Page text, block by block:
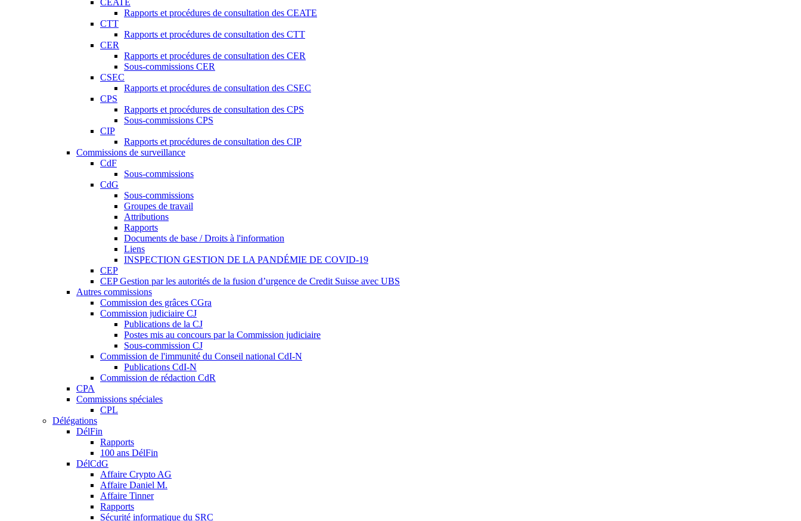
CEATE
Rapports et procédures de consultation des CEATE
CTT
Rapports et procédures de consultation des CTT
CER
Rapports et procédures de consultation des CER
Sous-commissions CER
CSEC
Rapports et procédures de consultation des CSEC
CPS
Rapports et procédures de consultation des CPS
Sous-commissions CPS
CIP
Rapports et procédures de consultation des CIP
Commissions de surveillance
CdF
Sous-commissions
CdG
Sous-commissions
Groupes de travail
Attributions
Rapports
Documents de base / Droits à l'information
Liens
INSPECTION GESTION DE LA PANDÉMIE DE COVID-19
CEP
CEP Gestion par les autorités de la fusion d’urgence de Credit Suisse avec UBS
Autres commissions
Commission des grâces CGra
Commission judiciaire CJ
Publications de la CJ
Postes mis au concours par la Commission judiciaire
Sous-commission CJ
Commission de l'immunité du Conseil national CdI-N
Publications CdI-N
Commission de rédaction CdR
CPA
Commissions spéciales
CPL
Délégations
DélFin
Rapports
100 ans DélFin
DélCdG
Affaire Crypto AG
Affaire Daniel M.
Affaire Tinner
Rapports
Sécurité informatique du SRC